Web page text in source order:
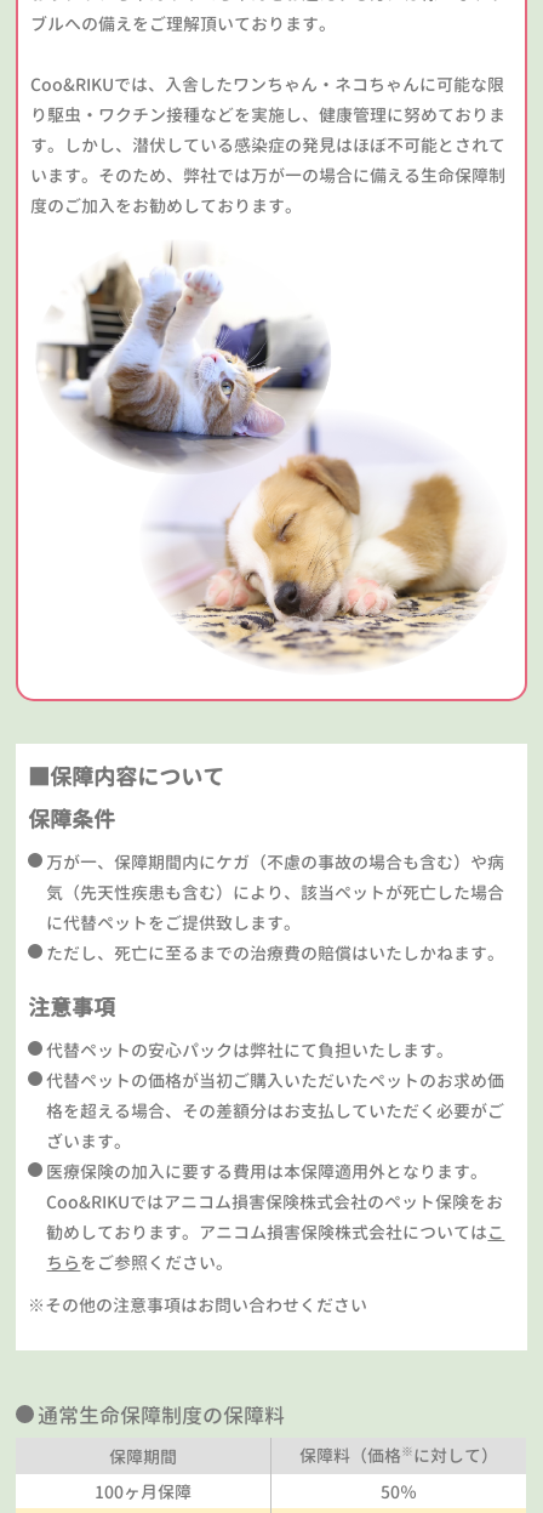
ブルへの備えをご理解頂いております。
Coo&RIKUでは、入舎したワンちゃん・ネコちゃんに可能な限
り駆虫・ワクチン接種などを実施し、健康管理に努めておりま
す。しかし、潜伏している感染症の発見はほぼ不可能とされて
います。そのため、弊社では万が一の場合に備える生命保障制
度のご加入をお勧めしております。
■保障内容について
保障条件
万が一、保障期間内にケガ（不慮の事故の場合も含む）や病
気（先天性疾患も含む）により、該当ペットが死亡した場合
に代替ペットをご提供致します。
ただし、死亡に至るまでの治療費の賠償はいたしかねます。
注意事項
代替ペットの安心パックは弊社にて負担いたします。
代替ペットの価格が当初ご購入いただいたペットのお求め価
格を超える場合、その差額分はお支払していただく必要がご
ざいます。
医療保険の加入に要する費用は本保障適用外となります。
Coo&RIKUではアニコム損害保険株式会社のペット保険をお
勧めしております。アニコム損害保険株式会社についてはこ
ちらをご参照ください。
※その他の注意事項はお問い合わせください
通常生命保障制度の保障料
保障期間 保障料（価格※に対して）
100ヶ月保障
50％